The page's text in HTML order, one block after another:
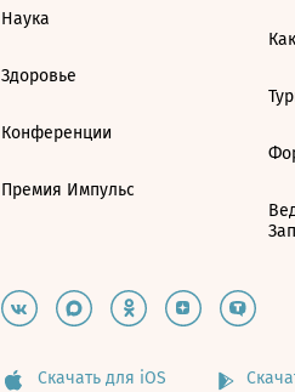
Наука
Здоровье
Конференции
Премия Импульс
Скачать для iOS